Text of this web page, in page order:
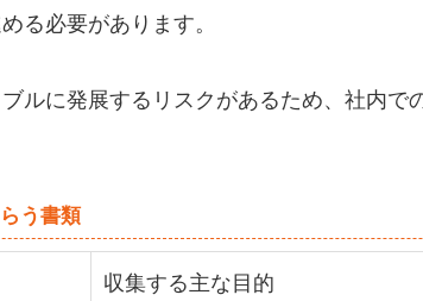
る必要があります。
ルに発展するリスクがあるため、社内で
う書類
収集する主な目的